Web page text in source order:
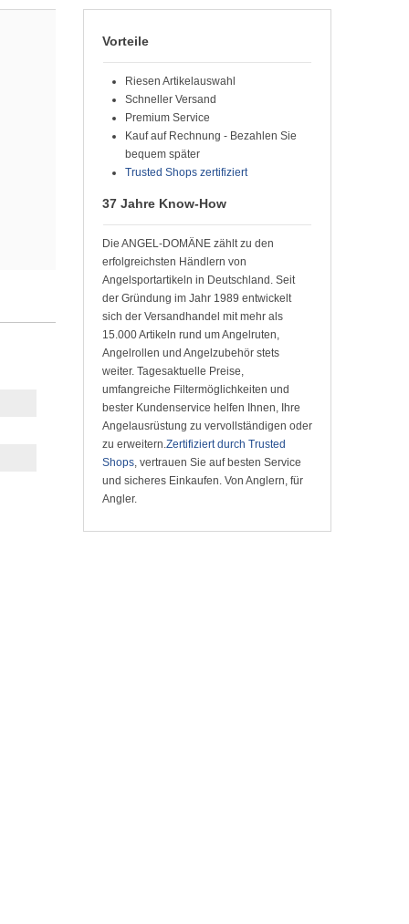
Vorteile
Riesen Artikelauswahl
Schneller Versand
Premium Service
Kauf auf Rechnung - Bezahlen Sie
bequem später
Trusted Shops zertifiziert
37 Jahre Know-How
Die ANGEL-DOMÄNE zählt zu den
erfolgreichsten Händlern von
Angelsportartikeln in Deutschland. Seit
der Gründung im Jahr 1989 entwickelt
sich der Versandhandel mit mehr als
15.000 Artikeln rund um Angelruten,
Angelrollen und Angelzubehör stets
weiter. Tagesaktuelle Preise,
umfangreiche Filtermöglichkeiten und
bester Kundenservice helfen Ihnen, Ihre
Angelausrüstung zu vervollständigen oder
zu erweitern.Zertifiziert durch Trusted
Shops, vertrauen Sie auf besten Service
und sicheres Einkaufen. Von Anglern, für
Angler.